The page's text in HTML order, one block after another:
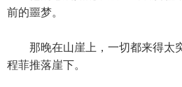
前的噩梦。
那晚在山崖上，一切都来得太
程菲推落崖下。